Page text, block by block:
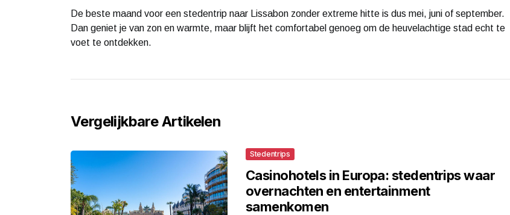
De beste maand voor een stedentrip naar Lissabon zonder extreme hitte is dus mei, juni of september.
Dan geniet je van zon en warmte, maar blijft het comfortabel genoeg om de heuvelachtige stad echt te
voet te ontdekken.
Vergelijkbare Artikelen
Stedentrips
Casinohotels in Europa: stedentrips waar
overnachten en entertainment
samenkomen